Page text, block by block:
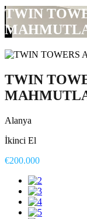
TWIN
TWIN
Alanya
İkinci El
€200.000